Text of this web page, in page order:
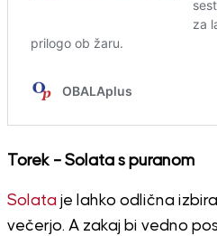
Torek – Solata s puranom
Solataje lahko odlična
večerjo. A zakaj bi vedno